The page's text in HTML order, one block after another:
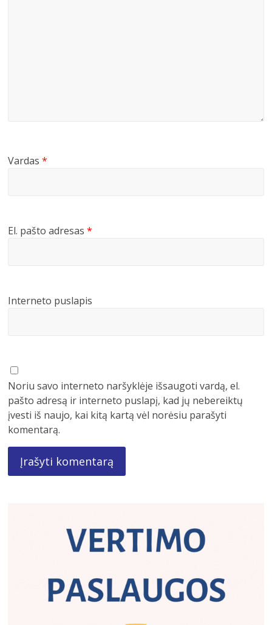
Vardas*
El. pašto adresas*
Interneto puslapis
Noriu savo interneto naršyklėje išsaugoti vardą, el.
pašto adresą ir interneto puslapį, kad jų nebereiktų
įvesti iš naujo, kai kitą kartą vėl norėsiu parašyti
komentarą.